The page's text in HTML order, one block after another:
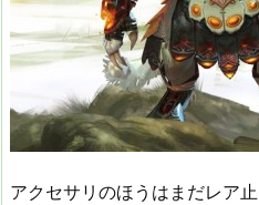
アクセサリのほうはまだレア